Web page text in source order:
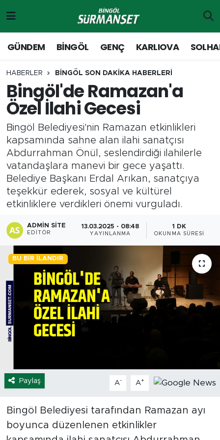
GÜNDEM BİNGÖL GENÇ KARLIOVA
HABERLER BİNGÖL SON DAKİKA HABERLERİ
Bingöl'de Ramazan'a
Özel İlahi Gecesi
Bingöl Belediyesi'nin Ramazan etkinlikleri
kapsamında sahne alan ilahi sanatçısı
Abdurrahman Önül, seslendirdiği ilahilerle
vatandaşlara manevi bir gece yaşattı.
Belediye Başkanı Erdal Arıkan, sanatçıya
teşekkür ederek, sosyal ve kültürel
etkinliklere verdikleri önemi vurguladı.
ADMIN SITE
EDITÖR
13.03.2025 - 08:48
YAYINLANMA
1 DK
OKUNMA SÜRESI
BU BIR İLANDIR
Paylaş A- A+
Bingöl Belediyesi tarafından Ramazan ayı
boyunca düzenlenen etkinlikler
Genç
Solhan
Karlıova
Adaklı-Kiğı
Yayladere-Yedisu
MD Prestij Dergisi
Yaşam
Sağlık
Eğitim
Ekonomi
Tavz Der
Bingöl Kaza Haberleri
Merkez Hava Durumu
Merkez Trafik Yoğunluk Haritası
Süper Lig Puan Durumu ve Fikstür
Tüm Manşetler
Son Dakika Haberleri
Haber Arşivi